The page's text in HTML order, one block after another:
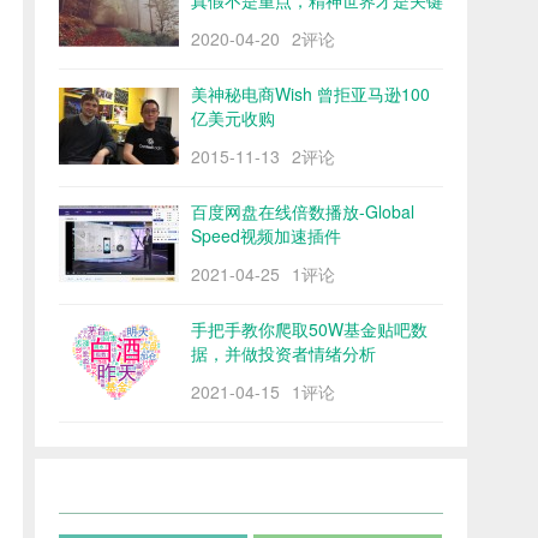
2020-04-20 2评论
美神秘电商Wish 曾拒亚马逊100
亿美元收购
2015-11-13 2评论
百度网盘在线倍数播放-Global
Speed视频加速插件
2021-04-25 1评论
手把手教你爬取50W基金贴吧数
据，并做投资者情绪分析
2021-04-15 1评论